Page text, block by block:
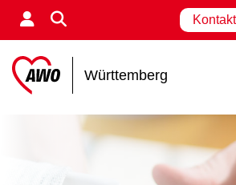
Kontakt
Württemberg